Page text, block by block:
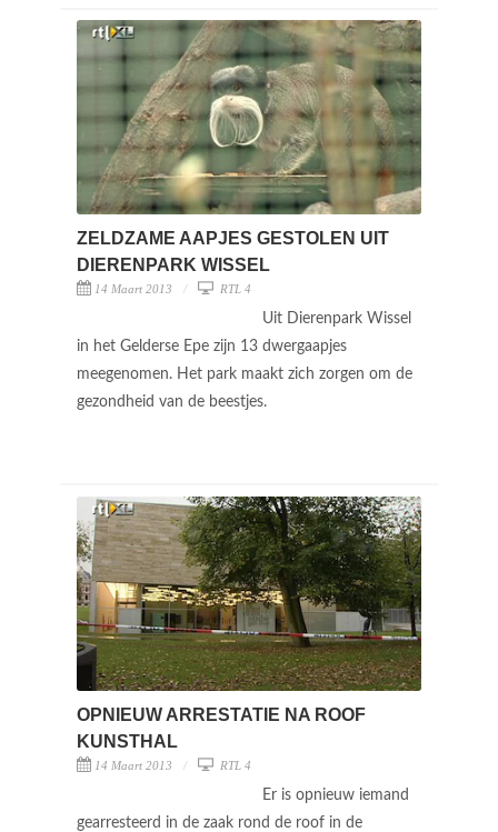
ZELDZAME AAPJES GESTOLEN UIT
DIERENPARK WISSEL
14 Maart 2013 RTL 4
Uit Dierenpark Wissel
in het Gelderse Epe zijn 13 dwergaapjes
meegenomen. Het park maakt zich zorgen om de
gezondheid van de beestjes.
OPNIEUW ARRESTATIE NA ROOF
KUNSTHAL
14 Maart 2013 RTL 4
Er is opnieuw iemand
gearresteerd in de zaak rond de roof in de